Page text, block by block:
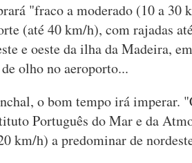
"fraco a moderado (10 a 30
(até 40 km/h), com rajadas
e oeste da ilha da Madeira,
olho no aeroporto...
o bom tempo irá imperar.
Português do Mar e da
km/h) a predominar de